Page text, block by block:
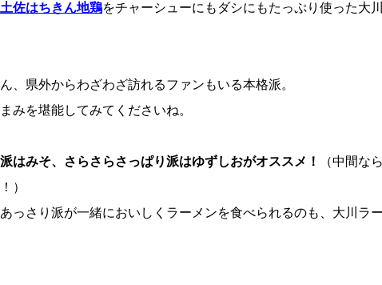
土佐はちきん地鶏をチャーシューにもダシにもたっぷり使った大
、県外からわざわざ訪れるファンもいる本格派。
みを堪能してみてくださいね。
はみそ、さらさらさっぱり派はゆずしおがオススメ！
（中間な
）
っさり派が一緒においしくラーメンを食べられるのも、大川ラ